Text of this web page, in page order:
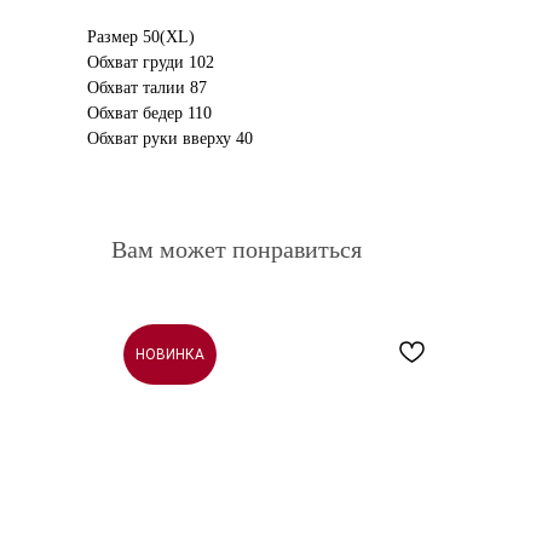
Размер 50(XL)
Обхват груди 102
Обхват талии 87
Обхват бедер 110
Обхват руки вверху 40
Вам может понравиться
НОВИНКА